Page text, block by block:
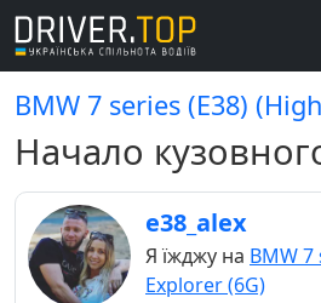
BMW 7 series (E38)
Начало
e38_alex
Я їжджу на BMW 7
Explorer (6G)